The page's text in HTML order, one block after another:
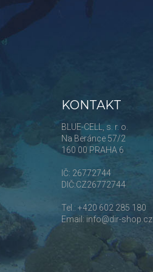
KONTAKT
BLUE-CELL, s. r. o.
Na Beránce 57/2
160 00 PRAHA 6
IČ: 26772744
DIČ:CZ26772744
Tel.: +420 602 285 180
Email: info@dir-shop.cz